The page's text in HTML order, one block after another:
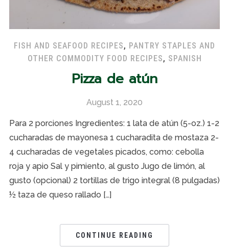
FISH AND SEAFOOD RECIPES, PANTRY STAPLES AND
OTHER COMMODITY FOOD RECIPES, SPANISH
Pizza de atún
August 1, 2020
Para 2 porciones Ingredientes: 1 lata de atún (5-oz.) 1-2
cucharadas de mayonesa 1 cucharadita de mostaza 2-
4 cucharadas de vegetales picados, como: cebolla
roja y apio Sal y pimiento, al gusto Jugo de limón, al
gusto (opcional) 2 tortillas de trigo integral (8 pulgadas)
½ taza de queso rallado […]
CONTINUE READING